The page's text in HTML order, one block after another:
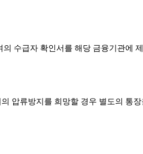
수급자 확인서를 해당 금융기관에
압류방지를 희망할 경우 별도의 통